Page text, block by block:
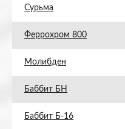
Сурьма
Феррохром 800
Молибден
Баббит БН
Баббит Б-16